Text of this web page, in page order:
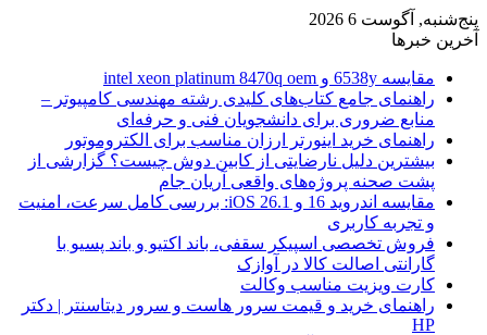
پنج‌شنبه, آگوست 6 2026
آخرین خبرها
مقایسه 6538y و intel xeon platinum 8470q oem
راهنمای جامع کتاب‌های کلیدی رشته مهندسی کامپیوتر –
منابع ضروری برای دانشجویان فنی و حرفه‌ای
راهنمای خرید اینورتر ارزان مناسب برای الکتروموتور
بیشترین دلیل نارضایتی از کابین دوش چیست؟ گزارشی از
پشت صحنه پروژه‌های واقعی آریان جام
مقایسه اندروید 16 و iOS 26.1: بررسی کامل سرعت، امنیت
و تجربه کاربری
فروش تخصصی اسپیکر سقفی، باند اکتیو و باند پسیو با
گارانتی اصالت کالا در آوازک
کارت ویزیت مناسب وکالت
راهنمای خرید و قیمت سرور هاست و سرور دیتاسنتر | دکتر
HP